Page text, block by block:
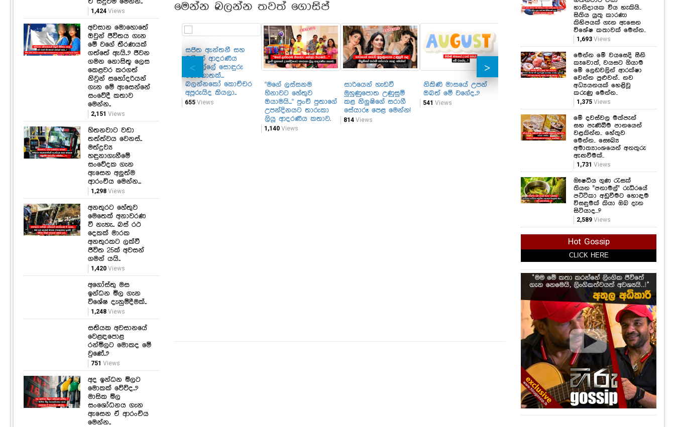
මෙන්න බලන්න තවත් ගොසිප්
සජිත ඇන්තනී සහ
බුවීගේ ආදරණීය
කැදැල්ලේ සොඳුරු
මොහොතක්...
බලන්නකෝ කොච්චර
අපූරුයිද කියලා..
655 Views
"මගේ ලස්සනම
හිනාවට හේතුව
ඔයාමයි..." පුංචි පුතාගේ
උපන්දිනයට තාරුකා
ලියූ ආදරණීය කතාව.
1,140 Views
සාරියෙන් හැඩවී
මුහුණුපොත උණුසුම්
කළ නිලුෂිගේ සරාගී
සේයාරූ පෙළ මෙන්න!
814 Views
නිකිණි මාසයේ උපන්
ඔබත් මේ වගේද..?
541 Views
කවුරුත් හිතන්නේ නැති
පත්‍රයක් මත මැවුණු
ජැක්සන් ඇන්තනීගේ
සිතුවම.. බලන්නකෝ
ලස්සන...
කඩුගන්නාවෙන්
කොළඹ-නුවර පාර
තාවකාලිකව වහයි!
විකල්ප මාර්ග ගැන
අලුත්ම තත්ත්වය
මෙන්න.
943Views
හානිදායක විය හැකියි..
සිතිය යුතු කාරණා
කිහිපයක් ගැන ඇසෙන
විශේෂ කතාවක් මෙන්න..
1,693 Views
මෙන්න මේ වයසෙදි සීනි
කෑවොත්, වයසට ගියාම
මේ ලෙඩවලින් ආරක්ෂා
වෙන්න පුළුවන්.. නව
අධ්‍යයනයක් හෙළිවූ
කරුණු මෙන්න..
1,375 Views
මේ දවස්වල මත්පැන්
සහ පැණිබීම පානයෙන්
වළකින්න.. හේතුව
මෙන්න.. සෞඛ්‍ය
අමාත්‍යාංශයෙන් අනතුරු
ඇඟවීමක්..
1,731 Views
ඖෂධීය ගුණ රැසක්
තියන "පනාමල්" රුධිරයේ
පට්ටිකා අඩුවීමට හොඳම
විසඳුමක් කියා ඔබ දැන
සිටියාද...?
2,589 Views
Hot Gossip
CLICK HERE
1,424Views
අවසාන මොහොතේ
ඔවුන් ජීවිතය ගැන
මේ වගේ තීරණයක්
ගත්තේ ඇයි..? ජීවන
ගමන නොසිතූ ලෙස
කෙළවර කරගත්
නිවුන් සහෝදරියන්
ගැන මේ ඇසෙන්නේ
සංවේදී කතාව
මෙන්න..
2,151 Views
හිතනවාට වඩා
තත්ත්වය වෙනස්..
මත්ද්‍රව්‍ය
හඳුනාගැනීමේ
සංවේදක ගැන
ඇසෙන අලුත්ම
ආරංචිය මෙන්න...
1,298Views
අනතුරට හේතුව
මෙතෙක් අනාවරණ
වී නැහැ.. බස් රථ
දෙකක් මාරක
අනතුරකට ලක්වී
ජීවිත 25ක් අවසන්
ගමන් යයි..
1,420Views
අගෝස්තු මස
ඉන්ධන මිල ගැන
විශේෂ දැනුම්දීමක්..
1,248Views
සතියක අවසානයේ
වෙළඳපොළ
රන්මිලට මොකද මේ
වුණේ..?
751 Views
අද ඉන්ධන මිලට
මොකක් වේවිද..?
මාසික මිල
සංශෝධනය ගැන
ඇසෙන ඒ ආරංචිය
මෙන්න..